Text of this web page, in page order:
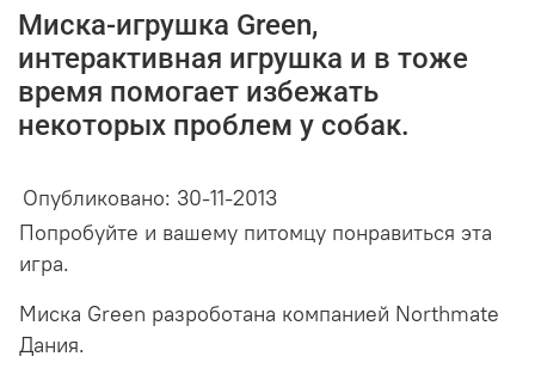
Миска-игрушка Green,
интерактивная игрушка и в тоже
время помогает избежать
некоторых проблем у собак.
Опубликовано: 30-11-2013
Попробуйте и вашему питомцу понравиться эта
игра.
Миска Green разроботана компанией Northmate
Дания.